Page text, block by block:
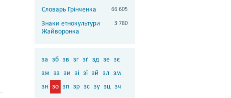
Словарь Грінченка 66 605
Знаки етнокультури
Жайворонка
3 780
за зб зв зг зґ зд зе зє
зж зз зи зі зї зй зл зм
зн зо зп зр зс зу зц зч